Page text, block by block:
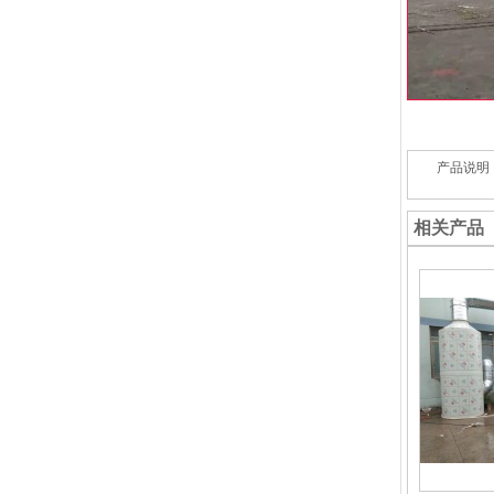
产品说明
相关产品